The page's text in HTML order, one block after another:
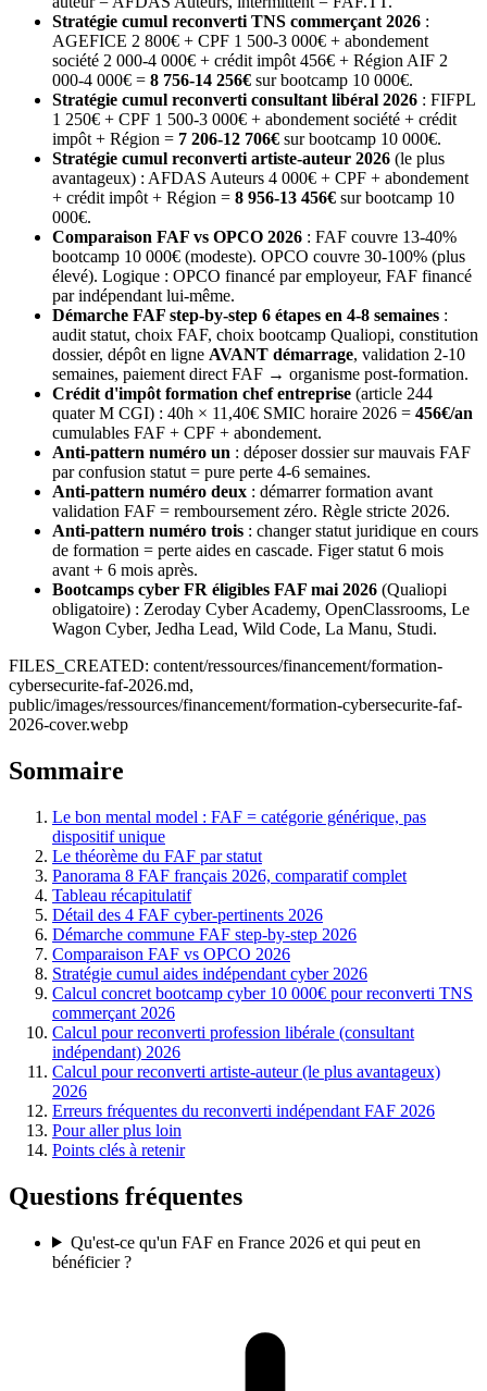
Stratégie cumul reconverti TNS commerçant 2026 :
AGEFICE 2 800€ + CPF 1 500-3 000€ + abondement
société 2 000-4 000€ + crédit impôt 456€ + Région AIF 2
000-4 000€ = 8 756-14 256€ sur bootcamp 10 000€.
Stratégie cumul reconverti consultant libéral 2026 : FIFPL
1 250€ + CPF 1 500-3 000€ + abondement société + crédit
impôt + Région = 7 206-12 706€ sur bootcamp 10 000€.
Stratégie cumul reconverti artiste-auteur 2026 (le plus
avantageux) : AFDAS Auteurs 4 000€ + CPF + abondement
+ crédit impôt + Région = 8 956-13 456€ sur bootcamp 10
000€.
Comparaison FAF vs OPCO 2026 : FAF couvre 13-40%
bootcamp 10 000€ (modeste). OPCO couvre 30-100% (plus
élevé). Logique : OPCO financé par employeur, FAF financé
par indépendant lui-même.
Démarche FAF step-by-step 6 étapes en 4-8 semaines :
audit statut, choix FAF, choix bootcamp Qualiopi, constitution
dossier, dépôt en ligne AVANT démarrage, validation 2-10
semaines, paiement direct FAF → organisme post-formation.
Crédit d'impôt formation chef entreprise (article 244
quater M CGI) : 40h × 11,40€ SMIC horaire 2026 = 456€/an
cumulables FAF + CPF + abondement.
Anti-pattern numéro un : déposer dossier sur mauvais FAF
par confusion statut = pure perte 4-6 semaines.
Anti-pattern numéro deux : démarrer formation avant
validation FAF = remboursement zéro. Règle stricte 2026.
Anti-pattern numéro trois : changer statut juridique en cours
de formation = perte aides en cascade. Figer statut 6 mois
avant + 6 mois après.
Bootcamps cyber FR éligibles FAF mai 2026 (Qualiopi
obligatoire) : Zeroday Cyber Academy, OpenClassrooms, Le
Wagon Cyber, Jedha Lead, Wild Code, La Manu, Studi.
FILES_CREATED: content/ressources/financement/formation-
cybersecurite-faf-2026.md,
public/images/ressources/financement/formation-cybersecurite-faf-
2026-cover.webp
Sommaire
Le bon mental model : FAF = catégorie générique, pas
dispositif unique
Le théorème du FAF par statut
Panorama 8 FAF français 2026, comparatif complet
Tableau récapitulatif
Détail des 4 FAF cyber-pertinents 2026
Démarche commune FAF step-by-step 2026
Comparaison FAF vs OPCO 2026
Stratégie cumul aides indépendant cyber 2026
Calcul concret bootcamp cyber 10 000€ pour reconverti TNS
commerçant 2026
Calcul pour reconverti profession libérale (consultant
indépendant) 2026
Calcul pour reconverti artiste-auteur (le plus avantageux)
2026
Erreurs fréquentes du reconverti indépendant FAF 2026
Pour aller plus loin
Points clés à retenir
Questions fréquentes
Qu'est-ce qu'un FAF en France 2026 et qui peut en
bénéficier ?